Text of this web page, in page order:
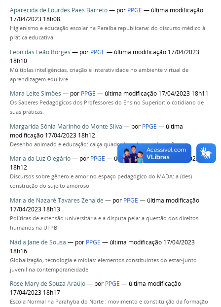
Aparecida de Lourdes Paes Barreto— por PPGE — última modificação
17/04/2023 18h08
Higienismo e educação escolar na Paraíba republicana: do discurso médico à
prática educativa
Leonidas Leão Borges — por PPGE — última modificação 17/04/2023
18h10
Múltiplas inteligências, criação e interatividade no ambiente virtual de
aprendizagem edulivre
Mara Leite Simões — por PPGE — última modificação 17/04/2023 18h11
Os Saberes Pedagógicos dos Professores do Ensino Superior: o cotidiano de
suas práticas.
Margarida Sônia Marinho do Monte Silva — por PPGE — última
modificação 17/04/2023 18h12
Desenho animado e educação: calça quadrada, cabeça redonda?
Maria da Luz Olegário— por PPGE — última modificação 17/04/2023
18h12
Discursos sobre gênero e amor no espaço pedagógico do MADA: a (des)
construção do sujeito amoroso
Maria de Nazaré Tavares Zenaide — por PPGE — última modificação
17/04/2023 18h13
Políticas de extensão universitária e a disputa pela: a questão dos direitos
humanos na UFPB
Nádia Jane de Sousa — por PPGE — última modificação 17/04/2023
18h16
Globalização, tecnologia e mídias: elementos constituintes do estar-junto
juvenil na contemporaneidade
Rose Mary de Souza Araújo— por PPGE — última modificação
17/04/2023 18h17
Escola Normal na Parahyba do Norte : movimento e constituição da formação